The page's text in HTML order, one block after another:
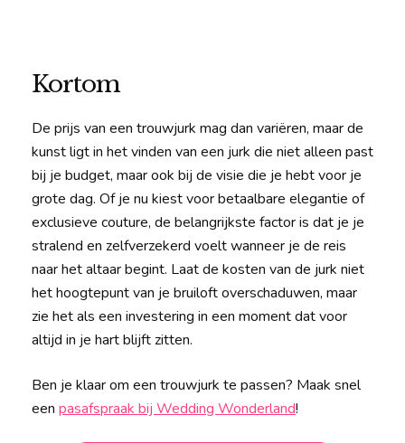
Kortom
De prijs van een trouwjurk mag dan variëren, maar de
kunst ligt in het vinden van een jurk die niet alleen past
bij je budget, maar ook bij de visie die je hebt voor je
grote dag. Of je nu kiest voor betaalbare elegantie of
exclusieve couture, de belangrijkste factor is dat je je
stralend en zelfverzekerd voelt wanneer je de reis
naar het altaar begint. Laat de kosten van de jurk niet
het hoogtepunt van je bruiloft overschaduwen, maar
zie het als een investering in een moment dat voor
altijd in je hart blijft zitten.
Ben je klaar om een trouwjurk te passen? Maak snel
een pasafspraak bij Wedding Wonderland!